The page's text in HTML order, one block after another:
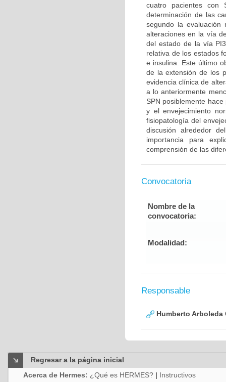
cuatro pacientes con
determinación de las
segundo la evaluación
alteraciones en la vía
del estado de la vía
relativa de los estados
e insulina. Este último
de la extensión de los
evidencia clínica de
a lo anteriormente
SPN posiblemente
y el envejecimiento
fisiopatología del
discusión alrededor
importancia para
comprensión de las
Convocatoria
Nombre de la
convocatoria:
Modalidad:
Responsable
Humberto Arboleda
Regresar a la página inicial
Acerca de Hermes: ¿Qué es HERMES? | Instructivos